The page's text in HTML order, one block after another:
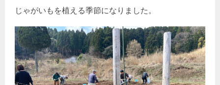
日
リ
じゃがいもを植える季節になりました。